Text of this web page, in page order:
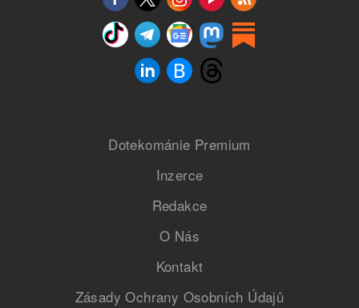
Dotekománie Premium
Inzerce
Redakce
O Nás
Kontakt
Zásady Ochrany Osobních Údajů